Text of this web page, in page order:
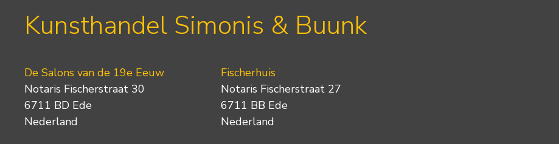
Kunsthandel Simonis & Buunk
De Salons van de 19e Eeuw
Notaris Fischerstraat 30
6711 BD Ede
Nederland
Fischerhuis
Notaris Fischerstraat 27
6711 BB Ede
Nederland